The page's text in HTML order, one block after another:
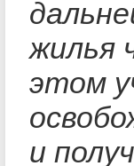
жилья
этом
и